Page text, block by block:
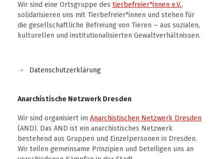
Wir sind eine Ortsgruppe des tierbefreier*innen e.V.,
solidarisieren uns mit Tierbefreier*innen und stehen für
die gesellschaftliche Befreiung von Tieren – aus sozialen,
kulturellen und institutionalisierten Gewaltverhältnissen.
Datenschutzerklärung
Anarchistische Netzwerk Dresden
Wir sind organisiert im Anarchistischen Netzwerk Dresden
(AND). Das AND ist ein anarchistisches Netzwerk
bestehend aus Gruppen und Einzelpersonen in Dresden.
Wir teilen gemeinsame Prinzipien und beteiligen uns an